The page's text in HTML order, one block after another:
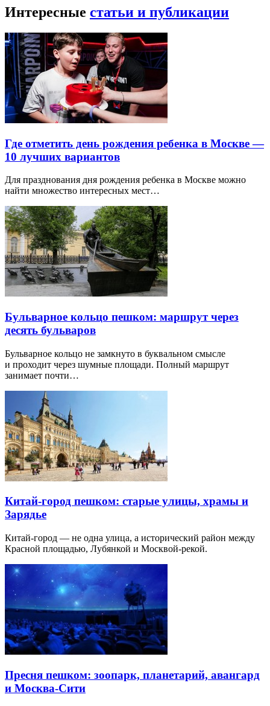
Интересные статьи и публикации
Где отметить день рождения ребенка в Москве —
10 лучших вариантов
Для празднования дня рождения ребенка в Москве можно
найти множество интересных мест…
Бульварное кольцо пешком: маршрут через
десять бульваров
Бульварное кольцо не замкнуто в буквальном смысле
и проходит через шумные площади. Полный маршрут
занимает почти…
Китай-город пешком: старые улицы, храмы и
Зарядье
Китай-город — не одна улица, а исторический район между
Красной площадью, Лубянкой и Москвой-рекой.
Пресня пешком: зоопарк, планетарий, авангард
и Москва-Сити